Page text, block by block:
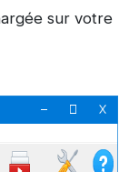
sur votre